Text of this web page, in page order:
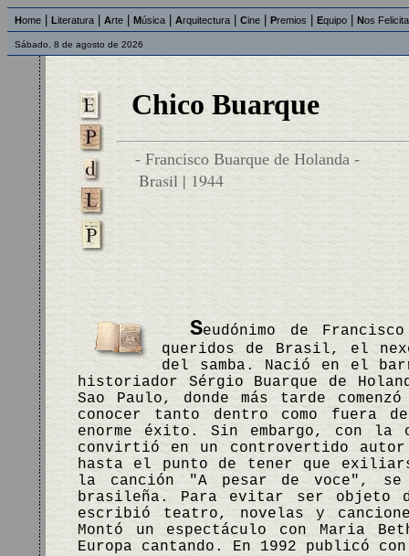
Home Literatura Arte Música Arquitectura Cine Premios Equipo Nos
Sábado, 8 de agosto de 2026
Chico Buarque
- Francisco Buarque de Holanda -
Brasil | 1944
Seudónimo de
queridos de Brasil, el
del samba. Nació en el
historiador Sérgio Buarque de
Sao Paulo, donde más tarde
conocer tanto dentro como fuera
enorme éxito. Sin embargo, con
convirtió en un controvertido
hasta el punto de tener que
la canción "A pesar de voce",
brasileña. Para evitar ser objeto
escribió teatro, novelas y
Montó un espectáculo con Maria
Europa cantando. En 1992 publicó